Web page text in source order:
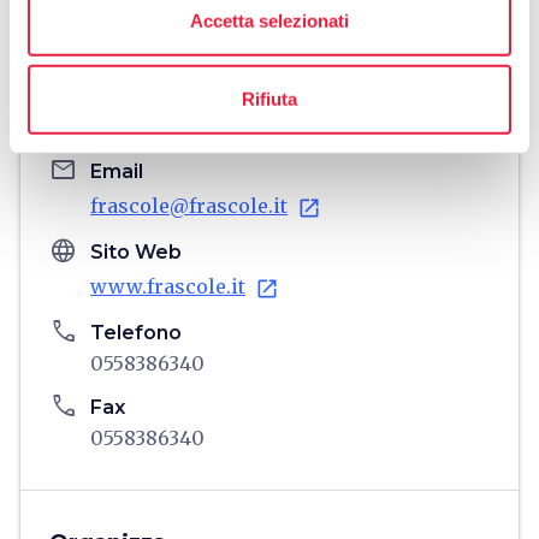
Accetta selezionati
Rifiuta
Informazioni
Via Frascole, 27a, Dicomano, 50062, FI
email Email
frascole@frascole.it open_in_new
language Sito Web
www.frascole.it open_in_new
phone Telefono
0558386340
phone Fax
0558386340